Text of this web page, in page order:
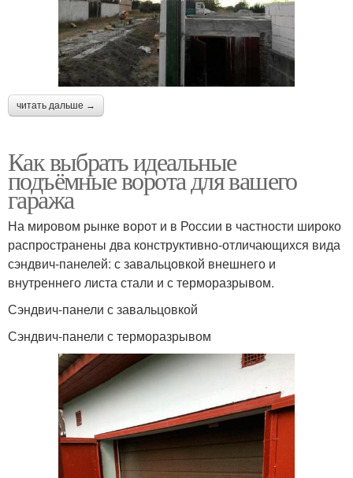
читать дальше →
Как выбрать идеальные
подъёмные ворота для вашего
гаража
На мировом рынке ворот и в России в частности широко
распространены два конструктивно-отличающихся вида
сэндвич-панелей: с завальцовкой внешнего и
внутреннего листа стали и с терморазрывом.
Сэндвич-панели с завальцовкой
Сэндвич-панели с терморазрывом